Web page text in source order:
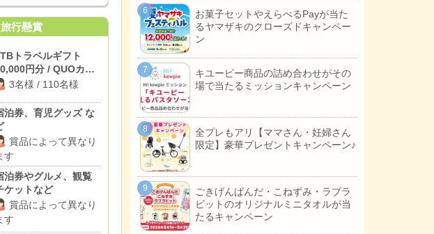
旅行懸賞
トラベルギフト
円分 / QUOカー
Pay 最大3,000円分
3名様 / 110名様
泊券、育児グッズ な
賞品によって異なり
す
泊券やグルメ、観覧
ケットなど
賞品によって異なり
す
お菓子セットやえらべるPayが当た
るヤマザキのクローズドキャンペー
ン
キユーピー商品の詰め合わせがその
場で当たるミッションキャンペーン
全プレもアリ【ママさん・妊婦さん
限定】豪華プレゼントキャンペーン♪
ごきげんぱんだ・こねずみ・ラブラ
ビットのオリジナルミニタオルが当
たるキャンペーン